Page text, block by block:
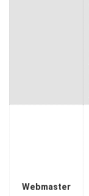
Webmaster